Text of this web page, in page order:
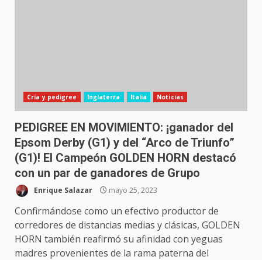
Cría y pedigree Inglaterra Italia Noticias
PEDIGREE EN MOVIMIENTO: ¡ganador del
Epsom Derby (G1) y del “Arco de Triunfo”
(G1)! El Campeón GOLDEN HORN destacó
con un par de ganadores de Grupo
Enrique Salazar mayo 25, 2023
Confirmándose como un efectivo productor de
corredores de distancias medias y clásicas, GOLDEN
HORN también reafirmó su afinidad con yeguas
madres provenientes de la rama paterna del